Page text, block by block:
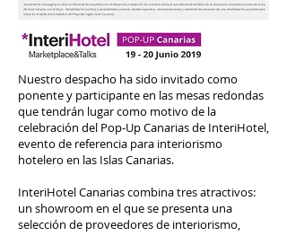
Nuestro despacho ha sido invitado como
ponente y participante en las mesas redondas
que tendrán lugar como motivo de la
celebración del Pop-Up Canarias de InteriHotel,
evento de referencia para interiorismo
hotelero en las Islas Canarias.
InteriHotel Canarias combina tres atractivos:
un showroom en el que se presenta una
selección de proveedores de interiorismo,